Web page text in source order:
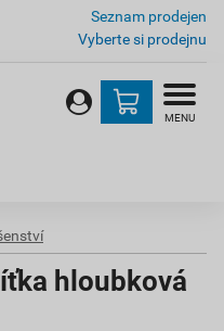
Seznam prodejen
Vyberte si prodejnu
MENU
hloubková